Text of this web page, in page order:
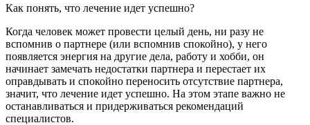
Как понять, что лечение идет успешно?
Когда человек может провести целый день, ни разу не
вспомнив о партнере (или вспомнив спокойно), у него
появляется энергия на другие дела, работу и хобби, он
начинает замечать недостатки партнера и перестает их
оправдывать и спокойно переносить отсутствие партнера,
значит, что лечение идет успешно. На этом этапе важно не
останавливаться и придерживаться рекомендаций
специалистов.